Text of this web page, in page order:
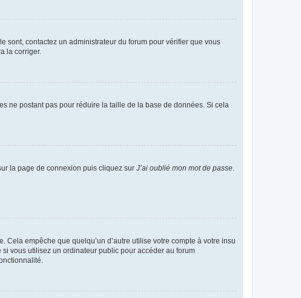
sont, contactez un administrateur du forum pour vérifier que vous
la corriger.
ne postant pas pour réduire la taille de la base de données. Si cela
la page de connexion puis cliquez sur J’ai oublié mon mot de passe.
empêche que quelqu’un d’autre utilise votre compte à votre insu
si vous utilisez un ordinateur public pour accéder au forum